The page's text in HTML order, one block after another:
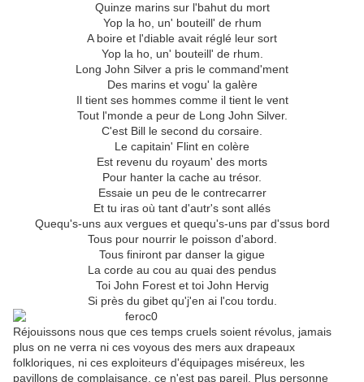
Quinze marins sur l'bahut du mort
Yop la ho, un' bouteill' de rhum
A boire et l'diable avait réglé leur sort
Yop la ho, un' bouteill' de rhum.
Long John Silver a pris le command'ment
Des marins et vogu' la galère
Il tient ses hommes comme il tient le vent
Tout l'monde a peur de Long John Silver.
C'est Bill le second du corsaire.
Le capitain' Flint en colère
Est revenu du royaum' des morts
Pour hanter la cache au trésor.
Essaie un peu de le contrecarrer
Et tu iras où tant d'autr's sont allés
Quequ's-uns aux vergues et quequ's-uns par d'ssus bord
Tous pour nourrir le poisson d'abord.
Tous finiront par danser la gigue
La corde au cou au quai des pendus
Toi John Forest et toi John Hervig
Si près du gibet qu'j'en ai l'cou tordu.
Réjouissons nous que ces temps cruels soient révolus, jamais
plus on ne verra ni ces voyous des mers aux drapeaux
folkloriques, ni ces exploiteurs d'équipages miséreux, les
pavillons de complaisance, ce n'est pas pareil. Plus personne